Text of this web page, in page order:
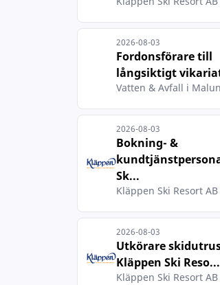
2026-08-03
Fordonsförare till
långsiktigt
Vatten & Avfall i
2026-08-03
Bokning- &
Sk...
Kläppen Ski Resort AB
2026-08-03
Utkörare
Kläppen Ski Reso...
Kläppen Ski Resort AB